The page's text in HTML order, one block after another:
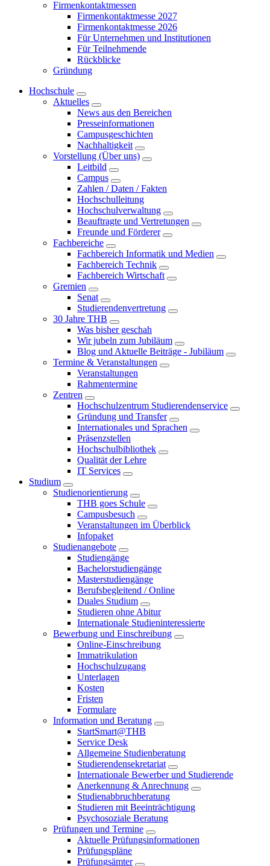
Firmenkontaktmessen
Firmenkontaktmesse 2027
Firmenkontaktmesse 2026
Für Unternehmen und Institutionen
Für Teilnehmende
Rückblicke
Gründung
Hochschule
Aktuelles
News aus den Bereichen
Presseinformationen
Campusgeschichten
Nachhaltigkeit
Vorstellung (Über uns)
Leitbild
Campus
Zahlen / Daten / Fakten
Hochschulleitung
Hochschulverwaltung
Beauftragte und Vertretungen
Freunde und Förderer
Fachbereiche
Fachbereich Informatik und Medien
Fachbereich Technik
Fachbereich Wirtschaft
Gremien
Senat
Studierendenvertretung
30 Jahre THB
Was bisher geschah
Wir jubeln zum Jubiläum
Blog und Aktuelle Beiträge - Jubiläum
Termine & Veranstaltungen
Veranstaltungen
Rahmentermine
Zentren
Hochschulzentrum Studierendenservice
Gründung und Transfer
Internationales und Sprachen
Präsenzstellen
Hochschulbibliothek
Qualität der Lehre
IT Services
Studium
Studienorientierung
THB goes Schule
Campusbesuch
Veranstaltungen im Überblick
Infopaket
Studienangebote
Studiengänge
Bachelorstudiengänge
Masterstudiengänge
Berufsbegleitend / Online
Duales Studium
Studieren ohne Abitur
Internationale Studieninteressierte
Bewerbung und Einschreibung
Online-Einschreibung
Immatrikulation
Hochschulzugang
Unterlagen
Kosten
Fristen
Formulare
Information und Beratung
StartSmart@THB
Service Desk
Allgemeine Studienberatung
Studierendensekretariat
Internationale Bewerber und Studierende
Anerkennung & Anrechnung
Studienabbruchberatung
Studieren mit Beeinträchtigung
Psychosoziale Beratung
Prüfungen und Termine
Aktuelle Prüfungsinformationen
Prüfungspläne
Prüfungsämter